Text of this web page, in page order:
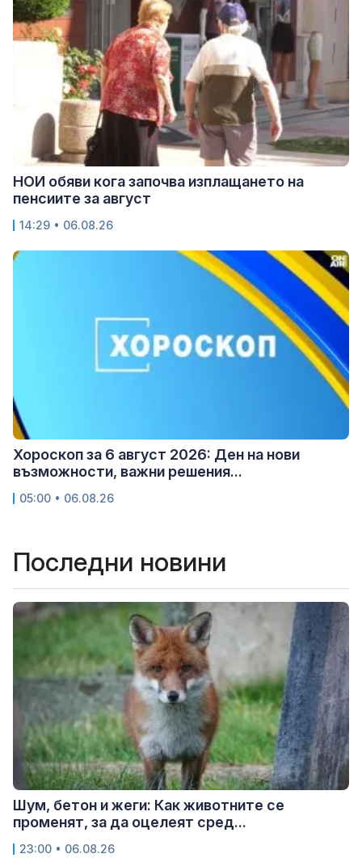
НОИ обяви кога започва изплащането на
пенсиите за август
14:29 • 06.08.26
Хороскоп за 6 август 2026: Ден на нови
възможности, важни решения...
05:00 • 06.08.26
Последни новини
Шум, бетон и жеги: Как животните се
променят, за да оцелеят сред...
23:00 • 06.08.26